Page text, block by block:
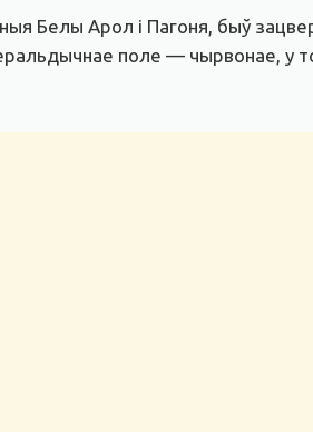
Белы Арол і Пагоня, быў
поле — чырвонае, у